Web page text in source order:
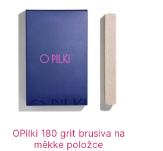
OPilki 180 grit brusiva na
měkke položce